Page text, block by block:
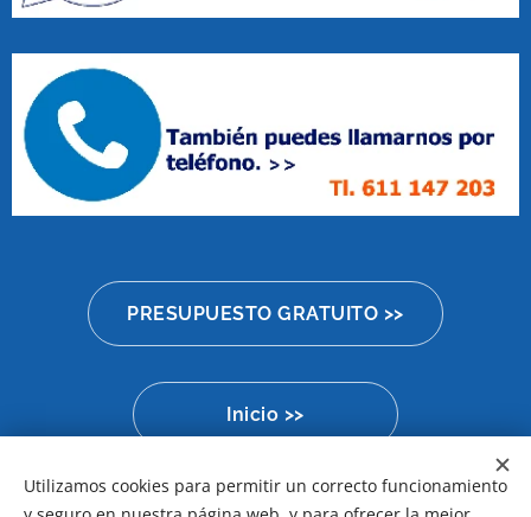
PRESUPUESTO GRATUITO >>
Inicio >>
Utilizamos cookies para permitir un correcto funcionamiento